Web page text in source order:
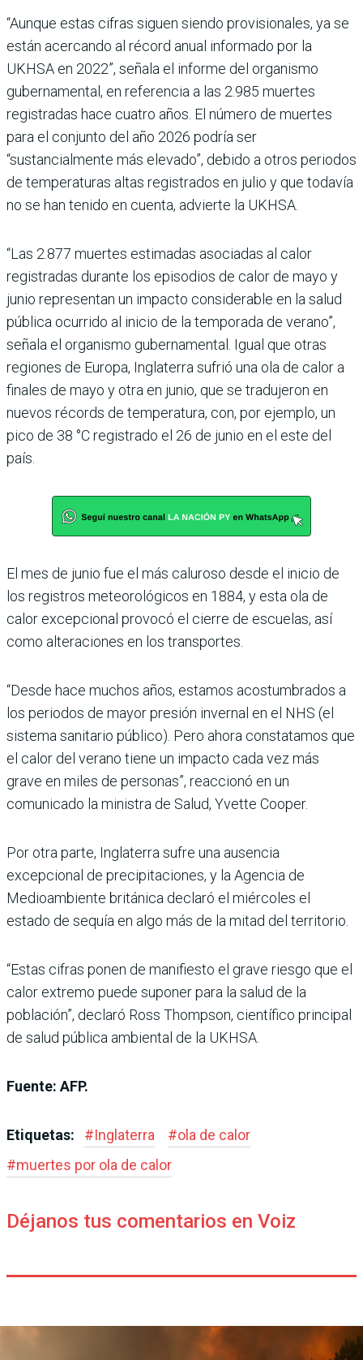
“Aunque estas cifras siguen siendo provisionales, ya se
están acercando al récord anual informado por la
UKHSA en 2022”, señala el informe del organismo
gubernamental, en referencia a las 2.985 muertes
registradas hace cuatro años. El número de muertes
para el conjunto del año 2026 podría ser
“sustancialmente más elevado”, debido a otros periodos
de temperaturas altas registrados en julio y que todavía
no se han tenido en cuenta, advierte la UKHSA.
“Las 2.877 muertes estimadas asociadas al calor
registradas durante los episodios de calor de mayo y
junio representan un impacto considerable en la salud
pública ocurrido al inicio de la temporada de verano”,
señala el organismo gubernamental. Igual que otras
regiones de Europa, Inglaterra sufrió una ola de calor a
finales de mayo y otra en junio, que se tradujeron en
nuevos récords de temperatura, con, por ejemplo, un
pico de 38 °C registrado el 26 de junio en el este del
país.
El mes de junio fue el más caluroso desde el inicio de
los registros meteorológicos en 1884, y esta ola de
calor excepcional provocó el cierre de escuelas, así
como alteraciones en los transportes.
“Desde hace muchos años, estamos acostumbrados a
los periodos de mayor presión invernal en el NHS (el
sistema sanitario público). Pero ahora constatamos que
el calor del verano tiene un impacto cada vez más
grave en miles de personas”, reaccionó en un
comunicado la ministra de Salud, Yvette Cooper.
Por otra parte, Inglaterra sufre una ausencia
excepcional de precipitaciones, y la Agencia de
Medioambiente británica declaró el miércoles el
estado de sequía en algo más de la mitad del territorio.
“Estas cifras ponen de manifiesto el grave riesgo que el
calor extremo puede suponer para la salud de la
población”, declaró Ross Thompson, científico principal
de salud pública ambiental de la UKHSA.
Fuente: AFP.
Etiquetas: #Inglaterra #ola de calor
#muertes por ola de calor
Déjanos tus comentarios en Voiz